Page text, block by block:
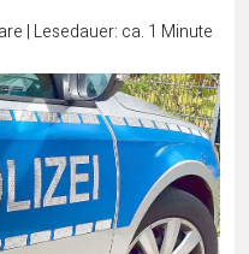
| Lesedauer: ca. 1 Minute